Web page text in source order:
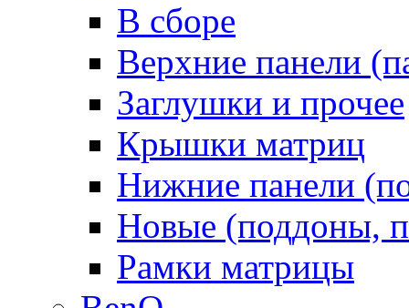
В сборе
Верхние панели
Заглушки и прочее
Крышки матриц
Нижние панели
Новые (поддоны,
Рамки матрицы